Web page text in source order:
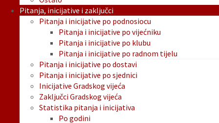
Pitanja, inicijative i zaključci
Pitanja i inicijative po podnosiocu
Pitanja i inicijative po vijećniku
Pitanja i inicijative po klubu
Pitanja i inicijative po radnom tijelu
Pitanja i inicijative po dostavi
Pitanja i inicijative po sjednici
Inicijative Gradskog vijeća
Zaključci Gradskog vijeća
Statistika pitanja i inicijativa
Po godini